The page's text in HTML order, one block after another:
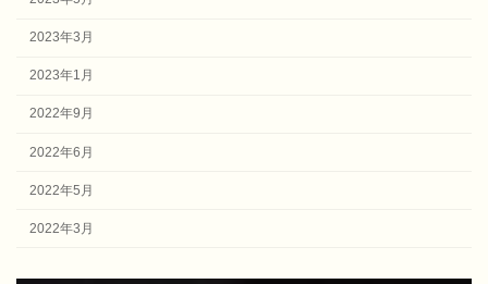
2023年3月
2023年1月
2022年9月
2022年6月
2022年5月
2022年3月